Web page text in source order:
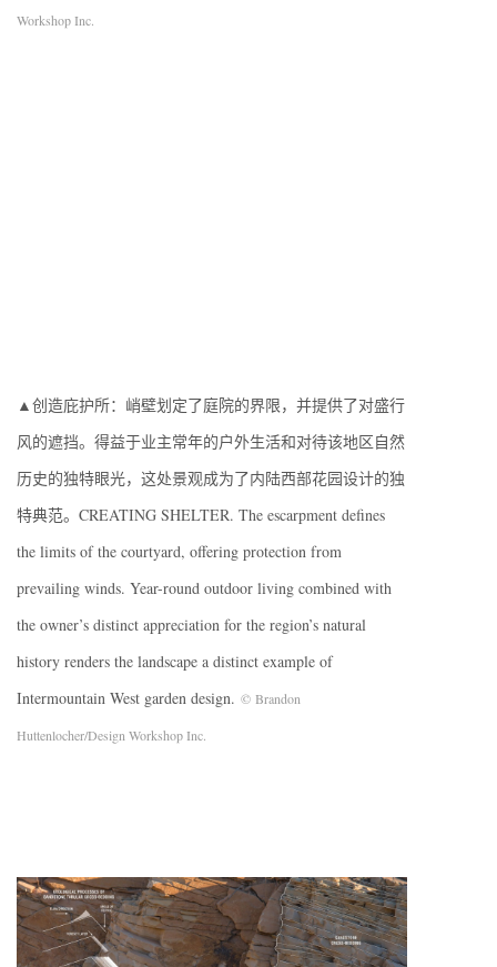
Workshop Inc.
▲创造庇护所：峭壁划定了庭院的界限，并提供了对盛行
风的遮挡。得益于业主常年的户外生活和对待该地区自然
历史的独特眼光，这处景观成为了内陆西部花园设计的独
特典范。CREATING SHELTER. The escarpment defines
the limits of the courtyard, offering protection from
prevailing winds. Year-round outdoor living combined with
the owner’s distinct appreciation for the region’s natural
history renders the landscape a distinct example of
Intermountain West garden design. © Brandon
Huttenlocher/Design Workshop Inc.